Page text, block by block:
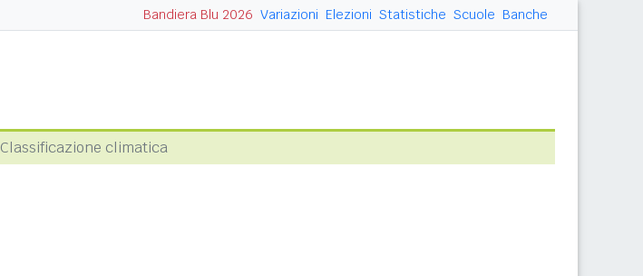
Bandiera Blu 2026 Variazioni Elezioni Statistiche Scuole Banche
Classificazione climatica